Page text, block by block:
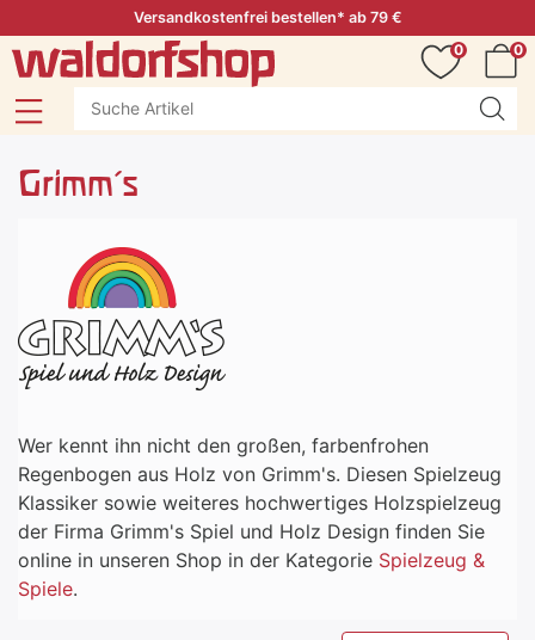
Versandkostenfrei bestellen* ab 79 €
0
0
Grimm's
Wer kennt ihn nicht den großen, farbenfrohen
Regenbogen aus Holz von Grimm's. Diesen Spielzeug
Klassiker sowie weiteres hochwertiges Holzspielzeug
der Firma Grimm's Spiel und Holz Design finden Sie
online in unseren Shop in der Kategorie Spielzeug &
Spiele.